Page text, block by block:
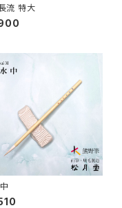
流 特大